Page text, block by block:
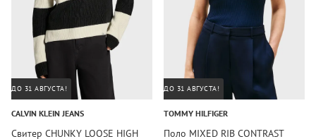
ДО 31 АВГУСТА!
CALVIN KLEIN JEANS
Свитер CHUNKY LOOSE HIGH
ДО 31 АВГУСТА!
TOMMY HILFIGER
Поло MIXED RIB CONTRAST